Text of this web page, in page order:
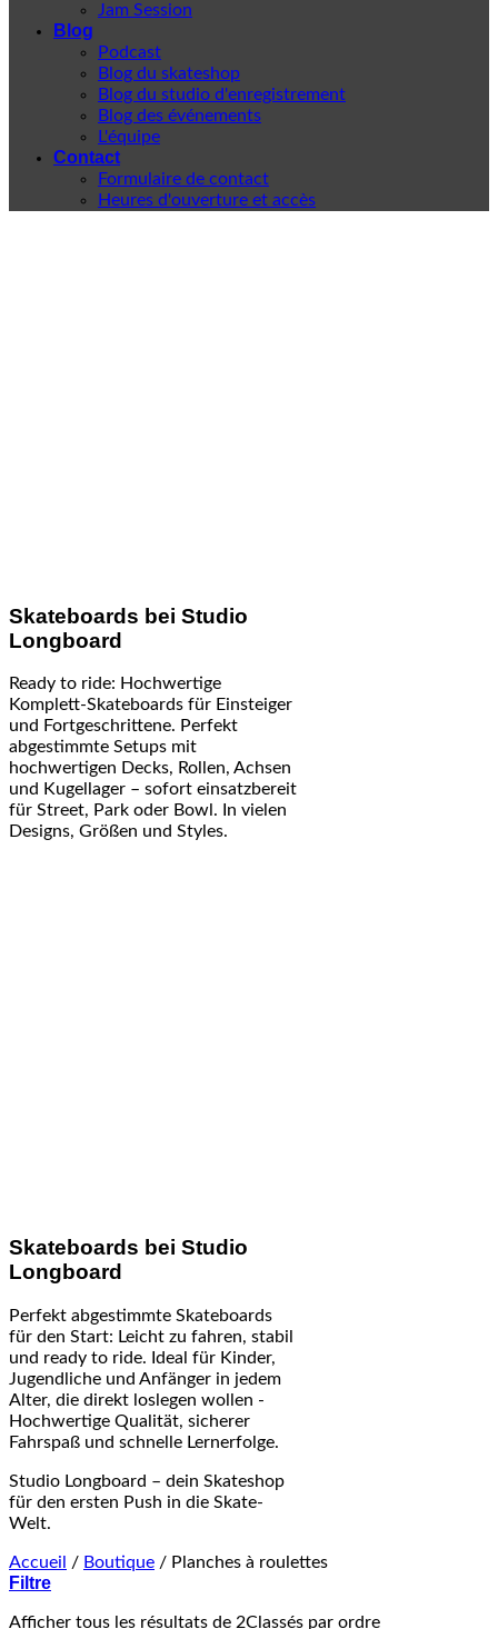
Jam Session
Blog
Podcast
Blog du skateshop
Blog du studio d'enregistrement
Blog des événements
L'équipe
Contact
Formulaire de contact
Heures d'ouverture et accès
Skateboards bei Studio
Longboard
Ready to ride: Hochwertige
Komplett-Skateboards für Einsteiger
und Fortgeschrittene. Perfekt
abgestimmte Setups mit
hochwertigen Decks, Rollen, Achsen
und Kugellager – sofort einsatzbereit
für Street, Park oder Bowl. In vielen
Designs, Größen und Styles.
Skateboards bei Studio
Longboard
Perfekt abgestimmte Skateboards
für den Start: Leicht zu fahren, stabil
und ready to ride. Ideal für Kinder,
Jugendliche und Anfänger in jedem
Alter, die direkt loslegen wollen -
Hochwertige Qualität, sicherer
Fahrspaß und schnelle Lernerfolge.
Studio Longboard – dein Skateshop
für den ersten Push in die Skate-
Welt.
Accueil / Boutique / Planches à roulettes
Filtre
Afficher tous les résultats de 2Classés par ordre